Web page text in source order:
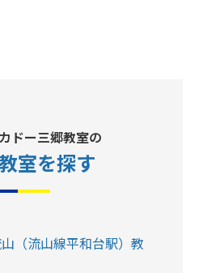
ドー三郷教室の
室を探す
（流山線平和台駅）教